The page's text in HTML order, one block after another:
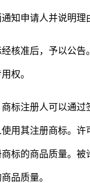
知申请人并说明理
准后，予以公告
权。
注册人可以通过
用其注册商标。许
标的商品质量。被
品质量。